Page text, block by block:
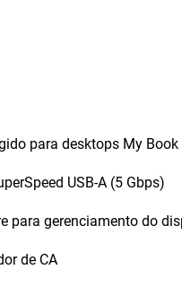
para desktops My Book
USB-A (5 Gbps)
para gerenciamento do
de CA